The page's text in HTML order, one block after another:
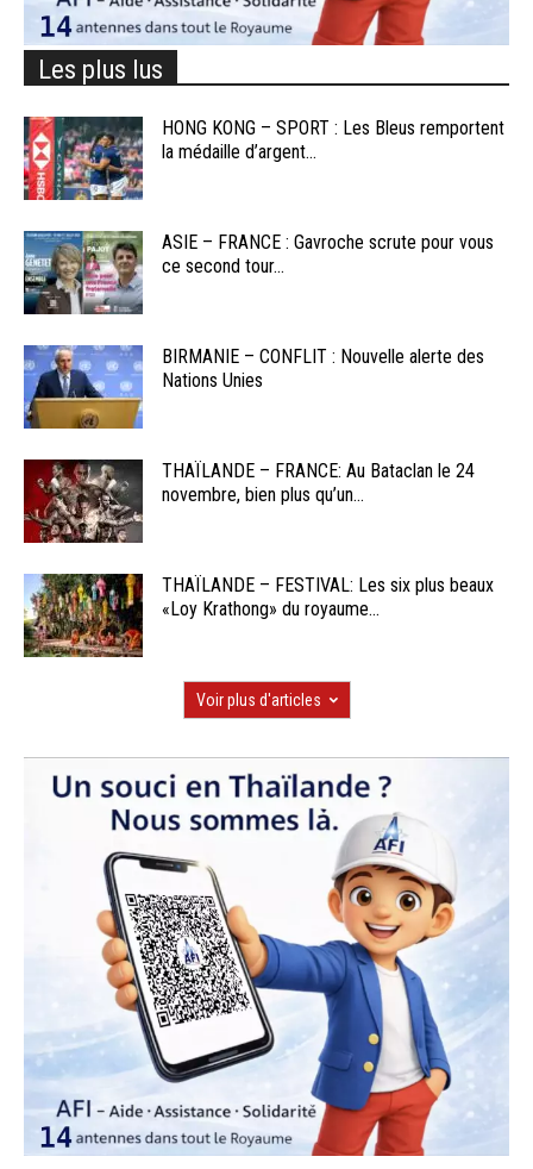
Les plus lus
HONG KONG – SPORT : Les Bleus remportent
la médaille d’argent...
ASIE – FRANCE : Gavroche scrute pour vous
ce second tour...
BIRMANIE – CONFLIT : Nouvelle alerte des
Nations Unies
THAÏLANDE – FRANCE: Au Bataclan le 24
novembre, bien plus qu’un...
THAÏLANDE – FESTIVAL: Les six plus beaux
«Loy Krathong» du royaume...
Voir plus d'articles